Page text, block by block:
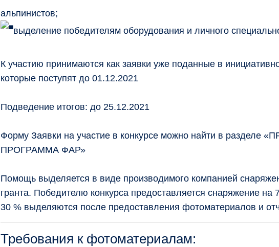
альпинистов;
выделение победителям оборудования и личного
К участию принимаются как заявки уже поданные в
которые поступят до 01.12.2021
Подведение итогов: до 25.12.2021
Форму Заявки на участие в конкурсе можно найти в разделе
ПРОГРАММА ФАР»
Помощь выделяется в виде производимого компанией
гранта. Победителю конкурса предоставляется снаряжение
30 % выделяются после предоставления фотоматериалов и
Требования к фотоматериалам: